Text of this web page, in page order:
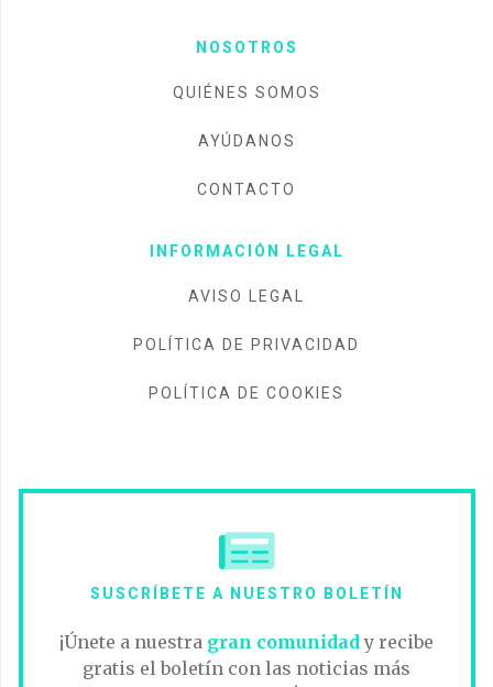
NOSOTROS
QUIÉNES SOMOS
AYÚDANOS
CONTACTO
INFORMACIÓN LEGAL
AVISO LEGAL
POLÍTICA DE PRIVACIDAD
POLÍTICA DE COOKIES
SUSCRÍBETE A NUESTRO BOLETÍN
¡Únete a nuestra gran comunidad y recibe
gratis el boletín con las noticias más